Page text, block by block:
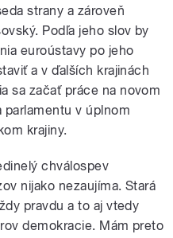
strany a zároveň
Podľa jeho slov by
euroústavy po jeho
a v ďalších krajinách
sa začať práce na novom
v úplnom
krajiny.
chválospev
nijako nezaujíma. Stará
pravdu a to aj vtedy
demokracie. Mám preto